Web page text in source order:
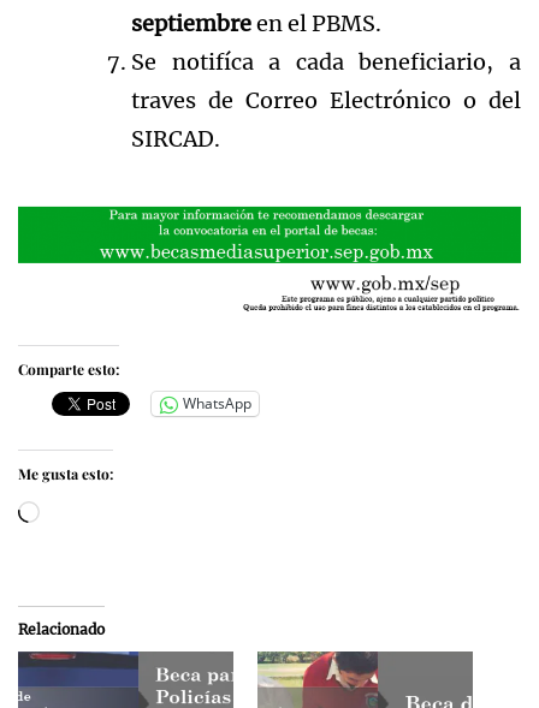
septiembreen el PBMS.
Se notifíca a cada beneficiario, a
traves de Correo Electrónico o del
SIRCAD.
Comparte esto:
WhatsApp
Me gusta esto:
Cargando...
Relacionado